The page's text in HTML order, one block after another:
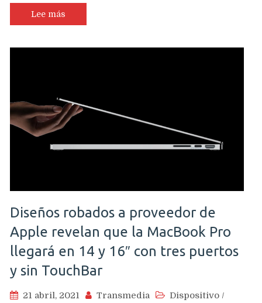
Lee más
Diseños robados a proveedor de
Apple revelan que la MacBook Pro
llegará en 14 y 16″ con tres puertos
y sin TouchBar
21 abril, 2021 Transmedia Dispositivo /